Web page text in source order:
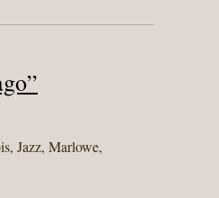
, Jazz, Marlowe,